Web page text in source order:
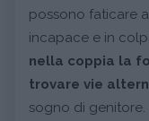
possono faticare
incapace e in
nella coppia la
trovare vie
sogno di genitore.